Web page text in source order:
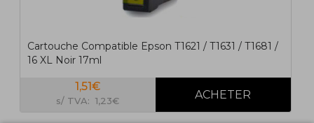
Cartouche Compatible Epson T1621 / T1631 / T1681 /
16 XL Noir 17ml
1,51€
s/ TVA: 1,23€